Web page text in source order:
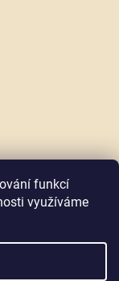
funkcí
využíváme